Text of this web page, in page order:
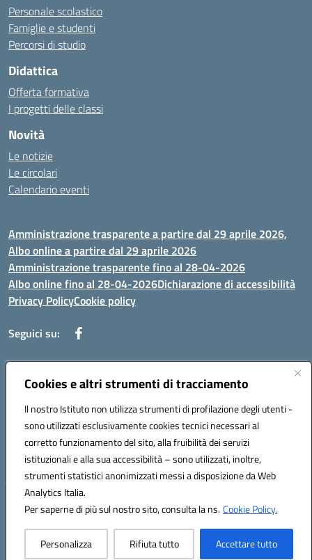
Cookies e altri strumenti di tracciamento
Il nostro Istituto non utilizza strumenti di profilazione degli utenti -
sono utilizzati esclusivamente cookies tecnici necessari al
corretto funzionamento del sito, alla fruibilità dei servizi
istituzionali e alla sua accessibilità – sono utilizzati, inoltre,
strumenti statistici anonimizzati messi a disposizione da Web
Analytics Italia.
Per saperne di più sul nostro sito, consulta la ns.Cookie Policy.
Personalizza Rifiuta tutto Accettare tutto
Personale scolastico
Famiglie e studenti
Percorsi di studio
Didattica
Offerta formativa
I progetti delle classi
Novità
Le notizie
Le circolari
Calendario eventi
Amministrazione trasparente a partire dal 29 aprile 2026,
Albo online a partire dal 29 aprile 2026
Amministrazione trasparente fino al 28-04-2026
Albo online fino al 28-04-2026Dichiarazione di accessibilità
Privacy PolicyCookie policy
Seguici su:
Indirizzo:Via Selicato, 1 71122 FOGGIA (FG)
Posta elettronica certificata (PEC):fgee01200c@pec.istruzione.it
Codice fiscale: 80005820719
Codice meccanografico:FGEE01200C
Hosting & Powered by 3D Solution S.r.l.
Concept & Design by Designers Italia